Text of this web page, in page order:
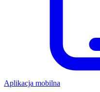
Aplikacja mobilna